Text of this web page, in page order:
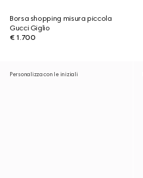
Borsa shopping misura piccola
Gucci Giglio
€ 1.700
Personalizza con le iniziali